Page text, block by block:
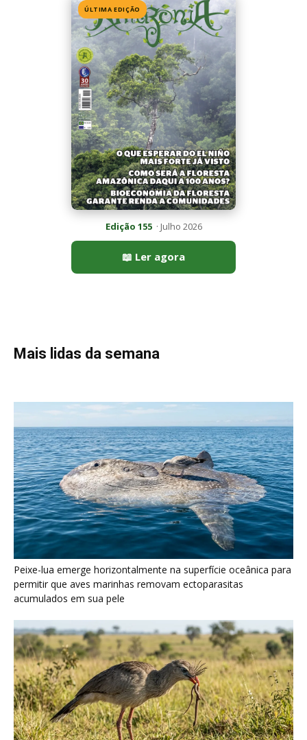
📖 Ler agora
Mais lidas da semana
Peixe-lua emerge horizontalmente na superfície oceânica para
permitir que aves marinhas removam ectoparasitas
Seriema utiliza pernas longas e arremessa serpentes contra
rochas para subjugar presas peçonhentas nos campos